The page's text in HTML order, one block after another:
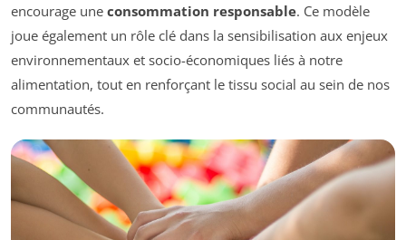
encourage une consommation responsable. Ce modèle
joue également un rôle clé dans la sensibilisation aux enjeux
environnementaux et socio-économiques liés à notre
alimentation, tout en renforçant le tissu social au sein de nos
communautés.